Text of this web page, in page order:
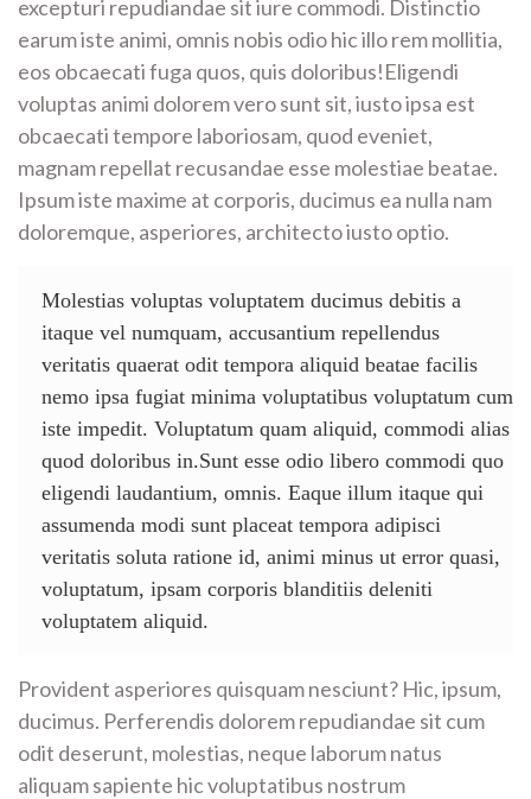
excepturi repudiandae sit iure commodi. Distinctio
earum iste animi, omnis nobis odio hic illo rem mollitia,
eos obcaecati fuga quos, quis doloribus!Eligendi
voluptas animi dolorem vero sunt sit, iusto ipsa est
obcaecati tempore laboriosam, quod eveniet,
magnam repellat recusandae esse molestiae beatae.
Ipsum iste maxime at corporis, ducimus ea nulla nam
doloremque, asperiores, architecto iusto optio.
Molestias voluptas voluptatem ducimus debitis a
itaque vel numquam, accusantium repellendus
veritatis quaerat odit tempora aliquid beatae facilis
nemo ipsa fugiat minima voluptatibus voluptatum cum
iste impedit. Voluptatum quam aliquid, commodi alias
quod doloribus in.Sunt esse odio libero commodi quo
eligendi laudantium, omnis. Eaque illum itaque qui
assumenda modi sunt placeat tempora adipisci
veritatis soluta ratione id, animi minus ut error quasi,
voluptatum, ipsam corporis blanditiis deleniti
voluptatem aliquid.
Provident asperiores quisquam nesciunt? Hic, ipsum,
ducimus. Perferendis dolorem repudiandae sit cum
odit deserunt, molestias, neque laborum natus
aliquam sapiente hic voluptatibus nostrum